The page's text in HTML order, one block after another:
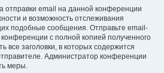
email на данной конференции
и возможность отслеживания
подобные сообщения. Отправьте email-
с полной копией полученного
все заголовки, в которых содержится
Администратор конференции
меры.